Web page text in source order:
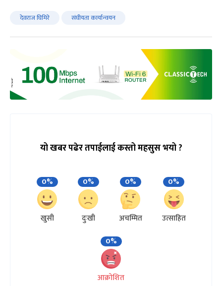
देवराज घिमिरे संघीयता कार्यान्वयन
यो खबर पढेर तपाईलाई कस्तो महसुस भयो ?
0%
खुसी
0%
दुःखी
0%
अचम्मित
0%
उत्साहित
0%
आक्रोशित